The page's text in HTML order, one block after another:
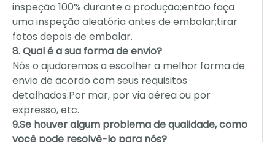
inspeção 100% durante a produção;então faça
uma inspeção aleatória antes de embalar;tirar
fotos depois de embalar.
8. Qual é a sua forma de envio?
Nós o ajudaremos a escolher a melhor forma de
envio de acordo com seus requisitos
detalhados.Por mar, por via aérea ou por
expresso, etc.
9.Se houver algum problema de qualidade, como